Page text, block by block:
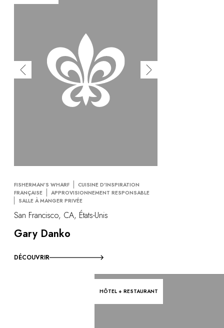
FISHERMAN’S WHARF
CUISINE D'INSPIRATION
FRANÇAISE
APPROVISIONNEMENT RESPONSABLE
SALLE À MANGER PRIVÉE
San Francisco, CA, États-Unis
Gary Danko
DÉCOUVRIR
HÔTEL + RESTAURANT